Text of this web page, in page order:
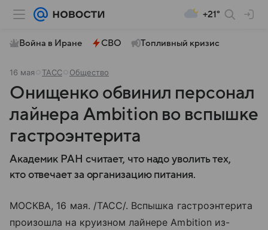
+21°
Война в Иране СВО Топливный кризис
16 мая ТАСС Общество
Онищенко обвинил персонал
лайнера Ambition во вспышке
гастроэнтерита
Академик РАН считает, что надо уволить тех,
кто отвечает за организацию питания.
МОСКВА, 16 мая. /ТАСС/. Вспышка гастроэнтерита
произошла на круизном лайнере Ambition из-